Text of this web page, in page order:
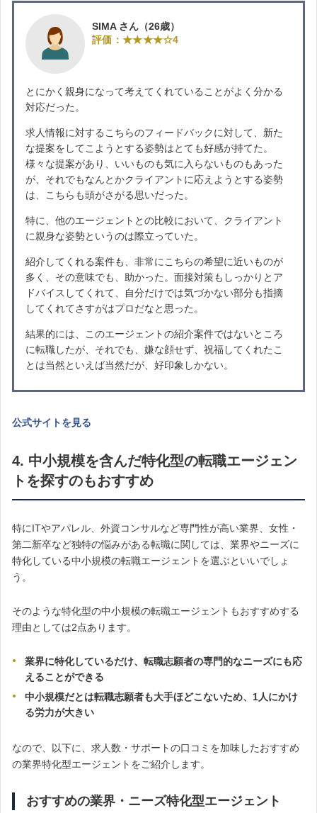
SIMA さん（26歳）
評価：★★★★☆4
とにかく親身になって考えてくれていることがよく分かる
対応だった。
求人情報に対するこちらのフィードバックに対して、新た
な提案をしてこようとする姿勢はとても好感が持てた。
様々な提案があり、いいものも気に入らないものもあった
が、それでもなんとかクライアントに応えようとする姿勢
は、こちらも頭がさがる思いだった。
特に、他のエージェントとの比較において、クライアント
に親身な姿勢というのは際立っていた。
紹介してくれる案件も、非常にこちらの希望に近いものが
多く、その意味でも、助かった。面接対策もしっかりとア
ドバイスしてくれて、自分だけでは気づかない部分も指摘
してくれてさすがはプロだなと思った。
結果的には、このエージェントの紹介案件ではないところ
に転職したが、それでも、嫌な顔せず、祝福してくれたこ
とは当然といえば当然だが、好印象しかない。
公式サイトを見る
4. 中小規模を含んだ特化型の転職エージェン
トを探すのもおすすめ
特にITやアパレル、外資コンサルなど専門性が高い業界、女性・
第二新卒など独特の悩みがある転職に関しては、業界やニーズに
特化している中小規模の転職エージェントを選ぶといいでしょ
う。
そのような特化型の中小規模の転職エージェントもおすすめする
理由としては2点あります。
業界に特化しているだけ、転職志願者の専門的なニーズにも応
えることができる
中小規模だとは転職志願者も大手ほどこないため、1人にかけ
る労力が大きい
なので、以下に、求人数・サポートの口コミを加味したおすすめ
の業界特化型エージェントをご紹介します。
おすすめの業界・ニーズ特化型エージェント